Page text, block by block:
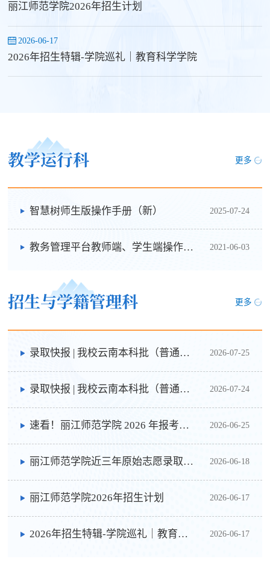
丽江师范学院2026年招生计划
2026-06-17
2026年招生特辑-学院巡礼｜教育科学学院
教学运行科 更多
智慧树师生版操作手册（新） 2025-07-24
教务管理平台教师端、学生端操作手册 2021-06-03
招生与学籍管理科 更多
录取快报 | 我校云南本科批（普通类）征集志愿录取完成 2026-07-25
录取快报 | 我校云南本科批（普通类）录取1415人 2026-07-24
速看！丽江师范学院 2026 年报考指南正式发布 2026-06-25
丽江师范学院近三年原始志愿录取分数线 2026-06-18
丽江师范学院2026年招生计划 2026-06-17
2026年招生特辑-学院巡礼｜教育科学学院 2026-06-17